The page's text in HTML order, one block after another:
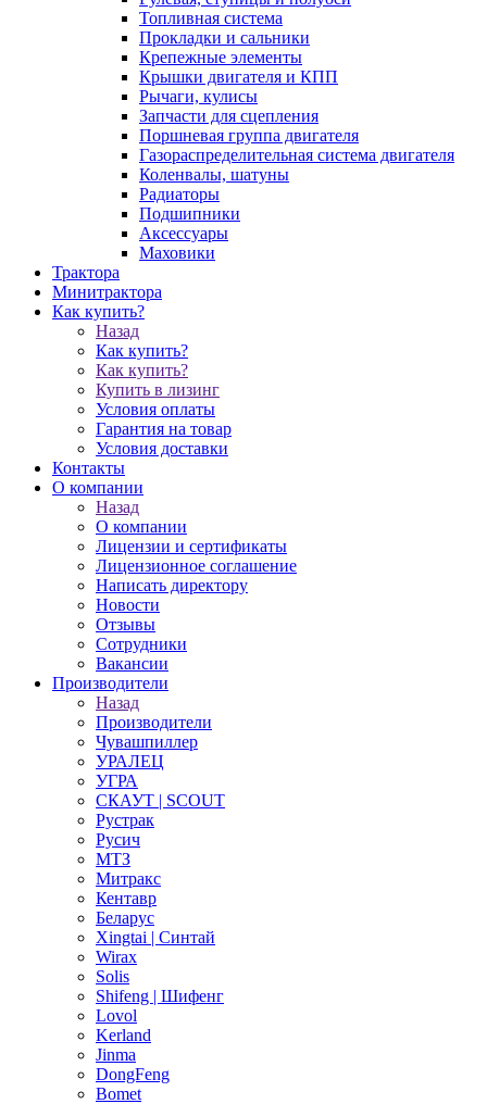
Топливная система
Прокладки и сальники
Крепежные элементы
Крышки двигателя и КПП
Рычаги, кулисы
Запчасти для сцепления
Поршневая группа двигателя
Газораспределительная система двигателя
Коленвалы, шатуны
Радиаторы
Подшипники
Аксессуары
Маховики
Трактора
Минитрактора
Как купить?
Назад
Как купить?
Как купить?
Купить в лизинг
Условия оплаты
Гарантия на товар
Условия доставки
Контакты
О компании
Назад
О компании
Лицензии и сертификаты
Лицензионное соглашение
Написать директору
Новости
Отзывы
Сотрудники
Вакансии
Производители
Назад
Производители
Чувашпиллер
УРАЛЕЦ
УГРА
СКАУТ | SCOUT
Рустрак
Русич
МТЗ
Митракс
Кентавр
Беларус
Xingtai | Синтай
Wirax
Solis
Shifeng | Шифенг
Lovol
Kerland
Jinma
DongFeng
Bomet